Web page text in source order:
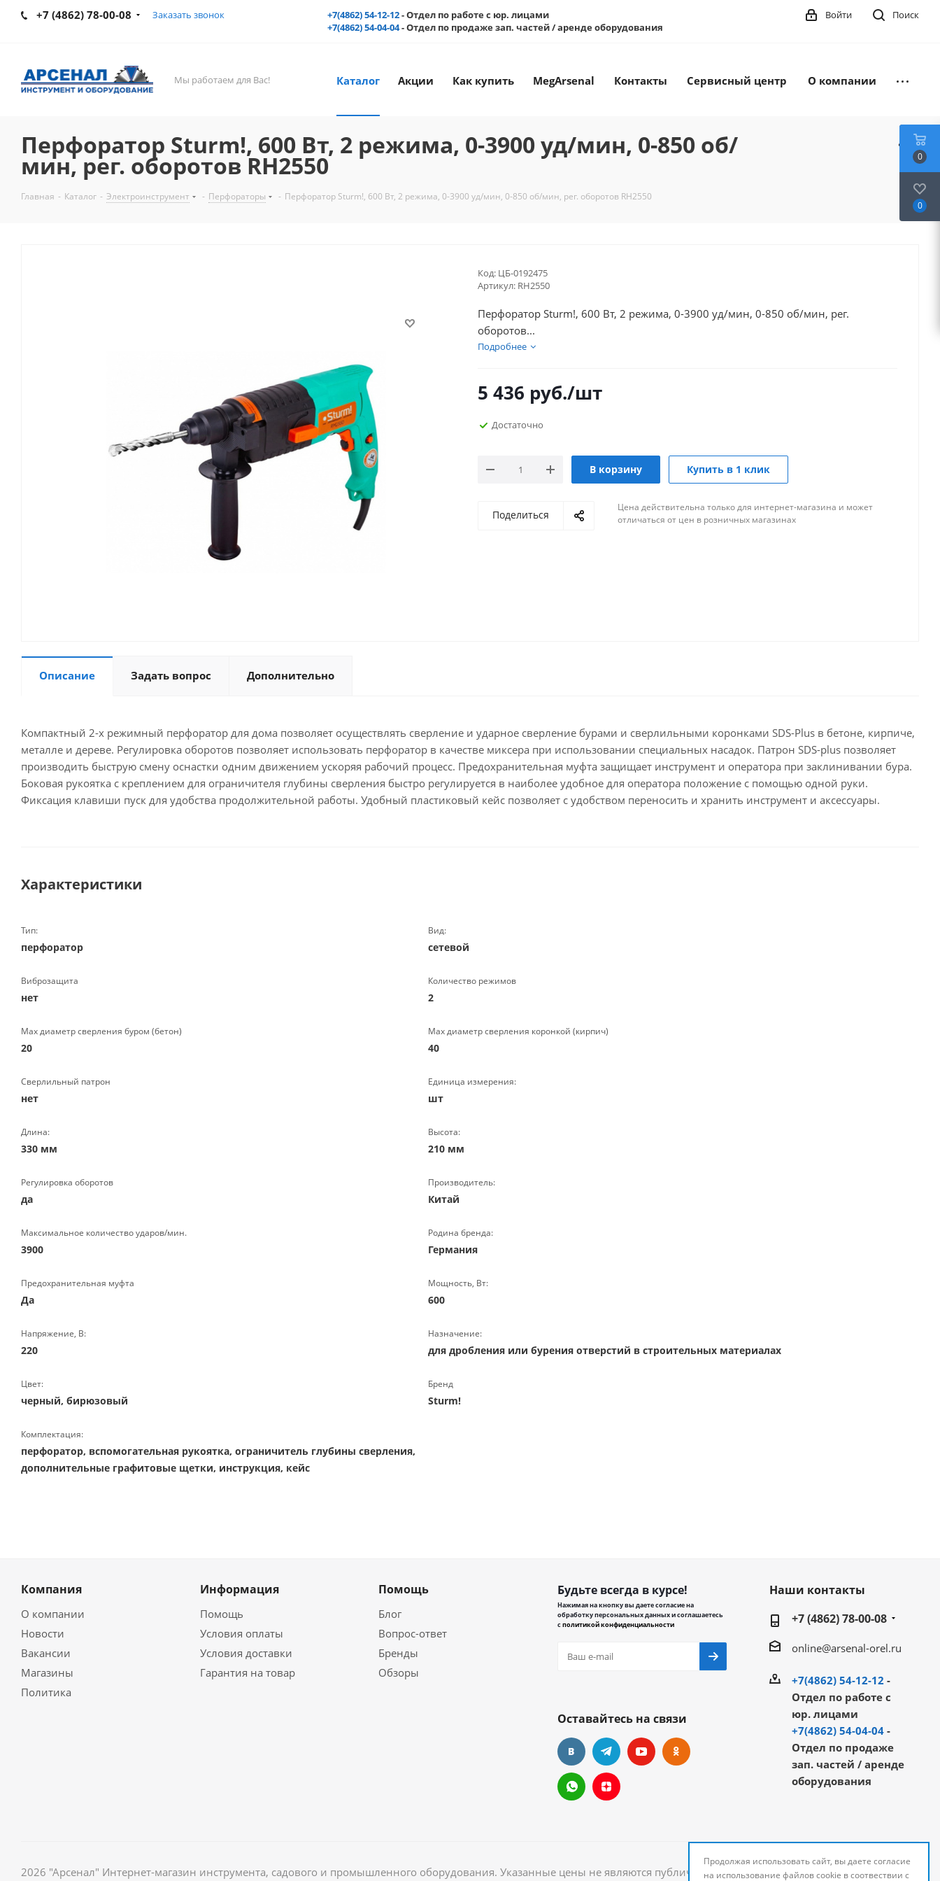
+7 (4862) 78-00-08 Заказать звонок +7(4862) 54-12-12- Отдел по работе с юр. лицами
+7(4862) 54-04-04- Отдел по продаже зап. частей / аренде оборудования
Поиск
Войти
Мы работаем для Вас! Каталог Акции Как купить MegArsenal Контакты Сервисный центр О компании
Перфоратор Sturm!, 600 Вт, 2 режима, 0-3900 уд/мин, 0-850 об/
мин, рег. оборотов RH2550
Главная - Каталог - Электроинструмент - Перфораторы - Перфоратор Sturm!, 600 Вт, 2 режима, 0-3900 уд/мин, 0-850 об/мин, рег. оборотов RH2550
Код: ЦБ-0192475
Артикул: RH2550
Перфоратор Sturm!, 600 Вт, 2 режима, 0-3900 уд/мин, 0-850 об/мин, рег.
оборотов...
Подробнее
5 436 руб./шт
Достаточно
В корзину Купить в 1 клик
Поделиться
Цена действительна только для интернет-магазина и может
отличаться от цен в розничных магазинах
Описание Задать вопрос Дополнительно
Компактный 2-х режимный перфоратор для дома позволяет осуществлять сверление и ударное сверление бурами и сверлильными коронками SDS-Plus в бетоне, кирпиче,
металле и дереве. Регулировка оборотов позволяет использовать перфоратор в качестве миксера при использовании специальных насадок. Патрон SDS-plus позволяет
производить быструю смену оснастки одним движением ускоряя рабочий процесс. Предохранительная муфта защищает инструмент и оператора при заклинивании бура.
Боковая рукоятка с креплением для ограничителя глубины сверления быстро регулируется в наиболее удобное для оператора положение с помощью одной руки.
Фиксация клавиши пуск для удобства продолжительной работы. Удобный пластиковый кейс позволяет с удобством переносить и хранить инструмент и аксессуары.
Характеристики
Тип:
перфоратор
Вид:
сетевой
Виброзащита
нет
Количество режимов
2
Max диаметр сверления буром (бетон)
20
Max диаметр сверления коронкой (кирпич)
40
Сверлильный патрон
нет
Единица измерения:
шт
Длина:
330 мм
Высота:
210 мм
Регулировка оборотов
да
Производитель:
Китай
Максимальное количество ударов/мин.
3900
Родина бренда:
Германия
Предохранительная муфта
Да
Мощность, Вт:
600
Напряжение, В:
220
Назначение:
для дробления или бурения отверстий в строительных материалах
Цвет:
черный, бирюзовый
Бренд
Sturm!
Комплектация:
перфоратор, вспомогательная рукоятка, ограничитель глубины сверления,
дополнительные графитовые щетки, инструкция, кейс
Компания
О компании
Новости
Вакансии
Магазины
Политика
Информация
Помощь
Условия оплаты
Условия доставки
Гарантия на товар
Помощь
Блог
Вопрос-ответ
Бренды
Обзоры
Будьте всегда в курсе!
Нажимая на кнопку вы даете согласие на
обработку персональных данных и соглашаетесь
сполитикой конфиденциальности
Оставайтесь на связи
Наши контакты
+7 (4862) 78-00-08
online@arsenal-orel.ru
+7(4862) 54-12-12 -
Отдел по работе с
юр. лицами
+7(4862) 54-04-04-
Отдел по продаже
зап. частей / аренде
оборудования
2026 "Арсенал" Интернет-магазин инструмента, садового и промышленного оборудования. Указанные цены не являются публичной офертой и могут быть изменены.
0
0
Продолжая использовать сайт, вы даете согласие
на использование файлов cookie в соотвествии с